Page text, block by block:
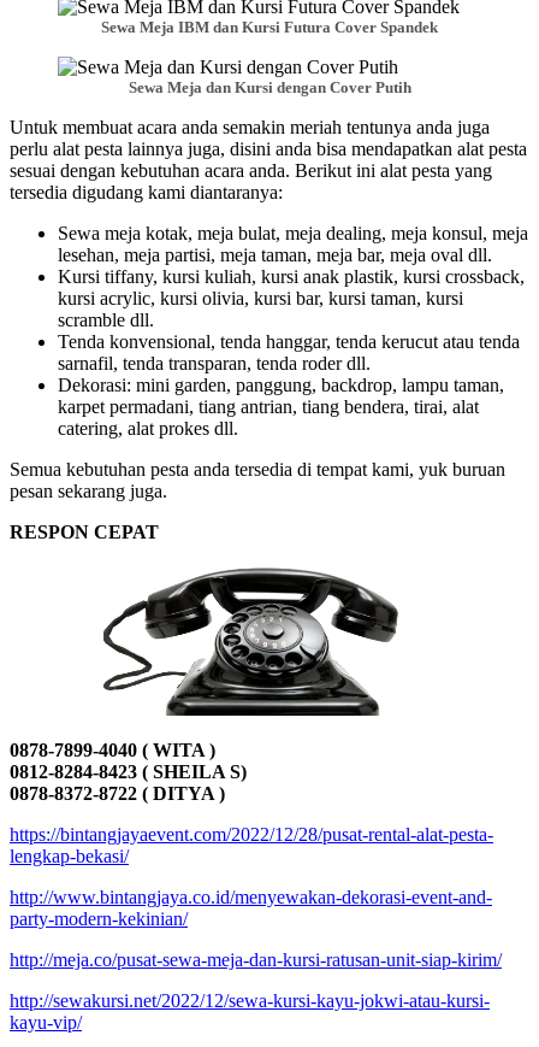
Sewa Meja IBM dan Kursi Futura Cover Spandek
Sewa Meja dan Kursi dengan Cover Putih
Untuk membuat acara anda semakin meriah tentunya anda juga
perlu alat pesta lainnya juga, disini anda bisa mendapatkan alat pesta
sesuai dengan kebutuhan acara anda. Berikut ini alat pesta yang
tersedia digudang kami diantaranya:
Sewa meja kotak, meja bulat, meja dealing, meja konsul, meja
lesehan, meja partisi, meja taman, meja bar, meja oval dll.
Kursi tiffany, kursi kuliah, kursi anak plastik, kursi crossback,
kursi acrylic, kursi olivia, kursi bar, kursi taman, kursi
scramble dll.
Tenda konvensional, tenda hanggar, tenda kerucut atau tenda
sarnafil, tenda transparan, tenda roder dll.
Dekorasi: mini garden, panggung, backdrop, lampu taman,
karpet permadani, tiang antrian, tiang bendera, tirai, alat
catering, alat prokes dll.
Semua kebutuhan pesta anda tersedia di tempat kami, yuk buruan
pesan sekarang juga.
RESPON CEPAT
0878-7899-4040 ( WITA )
0812-8284-8423 ( SHEILA S)
0878-8372-8722 ( DITYA )
https://bintangjayaevent.com/2022/12/28/pusat-rental-alat-pesta-
lengkap-bekasi/
http://www.bintangjaya.co.id/menyewakan-dekorasi-event-and-
party-modern-kekinian/
http://meja.co/pusat-sewa-meja-dan-kursi-ratusan-unit-siap-kirim/
http://sewakursi.net/2022/12/sewa-kursi-kayu-jokwi-atau-kursi-
kayu-vip/